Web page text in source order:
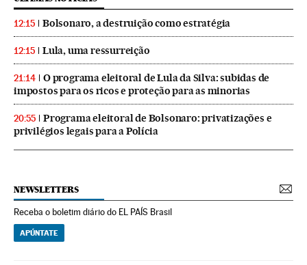
12:15 Bolsonaro, a destruição como estratégia
12:15 Lula, uma ressurreição
21:14
O programa eleitoral de Lula da Silva: subidas de
impostos para os ricos e proteção para as minorias
20:55
Programa eleitoral de Bolsonaro: privatizações e
privilégios legais para a Polícia
NEWSLETTERS
Receba o boletim diário do EL PAÍS Brasil
APÚNTATE